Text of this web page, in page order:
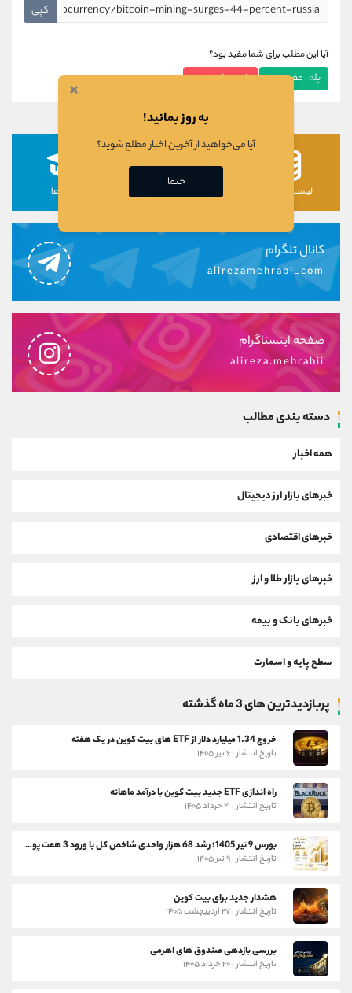
کپی
آیا این مطلب برای شما مفید بود؟
بله ، مفید بود خیر ، مفید نبود
لیست رمزارزها دوره ها
کانال تلگرام
alirezamehrabi_com
صفحه اینستاگرام
alireza.mehrabii
دسته بندی مطالب
همه اخبار
خبرهای بازار ارز دیجیتال
خبرهای اقتصادی
خبرهای بازار طلا و ارز
خبرهای بانک و بیمه
سطح پایه و اسمارت
پربازدیدترین های 3 ماه گذشته
خروج 1.34 میلیارد دلار از ETF های بیت کوین در یک هفته
تاریخ انتشار : ۶ تیر ۱۴۰۵
راه اندازی ETF جدید بیت کوین با درآمد ماهانه
تاریخ انتشار : ۲۱ خرداد ۱۴۰۵
بورس 9 تیر 1405؛ رشد 68 هزار واحدی شاخص کل با ورود 3 همت پول حقیقی
تاریخ انتشار : ۹ تیر ۱۴۰۵
هشدار جدید برای بیت کوین
تاریخ انتشار : ۲۷ اردیبهشت ۱۴۰۵
بررسی بازدهی صندوق های اهرمی
تاریخ انتشار : ۲۰ خرداد ۱۴۰۵
×
به روز بمانید!
آیا می‌خواهید از آخرین اخبار مطلع شوید؟
حتما